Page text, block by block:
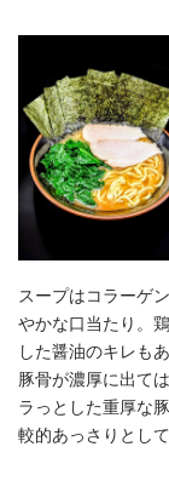
スープはコラーゲ
やかな口当たり。
した醤油のキレも
豚骨が濃厚に出て
ラっとした重厚な
較的あっさりとして